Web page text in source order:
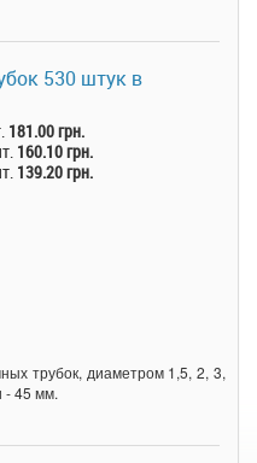
530 штук в
181.00 грн.
160.10 грн.
139.20 грн.
трубок, диаметром 1,5, 2, 3,
- 45 мм.